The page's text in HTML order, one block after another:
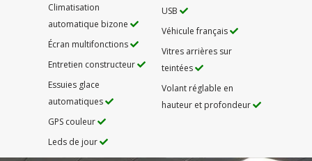
Climatisation
automatique bizone
Écran multifonctions
Entretien constructeur
Essuies glace
automatiques
GPS couleur
Leds de jour
USB
Véhicule français
Vitres arrières sur
teintées
Volant réglable en
hauteur et profondeur